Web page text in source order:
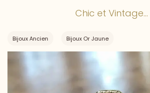
Chic et Vintage...
Bijoux Ancien Bijoux Or Jaune